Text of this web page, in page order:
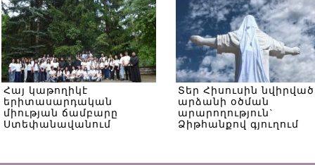
Հայ կաթողիկէ
երիտասարդական
միության ճամբարը
Ստեփանավանում
Տեր Հիսուսին նվիրված
արձանի օծման
արարողություն`
Ձիթհանքով գյուղում